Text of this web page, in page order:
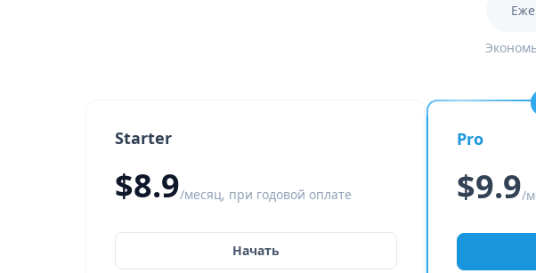
Starter
$8.9/месяц, при годовой оплате
Начать
Pro
$9.9/